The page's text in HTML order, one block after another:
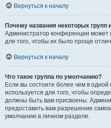
Вернуться к началу
Почему названия некоторых групп
Администратор конференции может
для того, чтобы их было проще
Вернуться к началу
Что такое группа по умолчанию?
Если вы состоите более чем в
используется для того, чтобы
должны быть вам присвоены.
предоставить вам разрешение
умолчанию в личном разделе.